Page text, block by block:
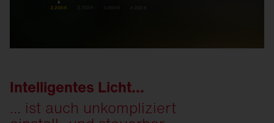
Intelligentes Licht...
... ist auch unkompliziert